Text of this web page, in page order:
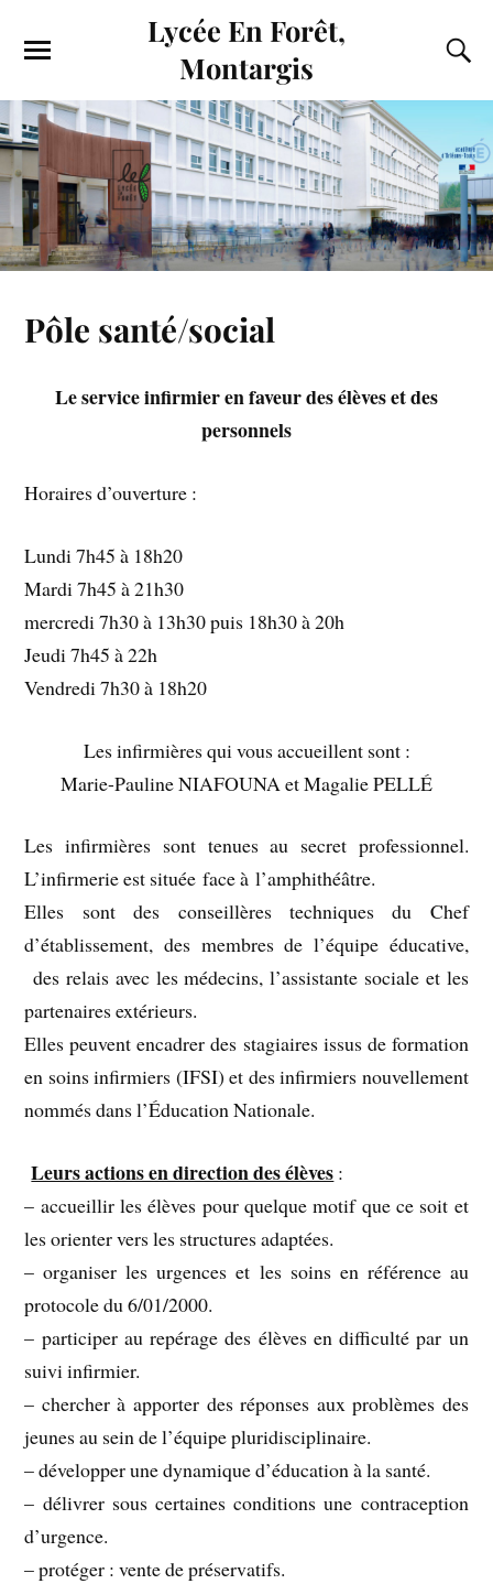
Lycée En Forêt,
Montargis
Pôle santé/social
Le service infirmier en faveur des élèves et des
personnels
Horaires d’ouverture :
Lundi 7h45 à 18h20
Mardi 7h45 à 21h30
mercredi 7h30 à 13h30 puis 18h30 à 20h
Jeudi 7h45 à 22h
Vendredi 7h30 à 18h20
Les infirmières qui vous accueillent sont :
Marie-Pauline NIAFOUNA et Magalie PELLÉ
Les infirmières sont tenues au secret professionnel.
L’infirmerie est située face à l’amphithéâtre.
Elles sont des conseillères techniques du Chef
d’établissement, des membres de l’équipe éducative,
des relais avec les médecins, l’assistante sociale et les
partenaires extérieurs.
Elles peuvent encadrer des stagiaires issus de formation
en soins infirmiers (IFSI) et des infirmiers nouvellement
nommés dans l’Éducation Nationale.
Leurs actions en direction des élèves :
– accueillir les élèves pour quelque motif que ce soit et
les orienter vers les structures adaptées.
– organiser les urgences et les soins en référence au
protocole du 6/01/2000.
– participer au repérage des élèves en difficulté par un
suivi infirmier.
– chercher à apporter des réponses aux problèmes des
jeunes au sein de l’équipe pluridisciplinaire.
– développer une dynamique d’éducation à la santé.
– délivrer sous certaines conditions une contraception
d’urgence.
– protéger : vente de préservatifs.